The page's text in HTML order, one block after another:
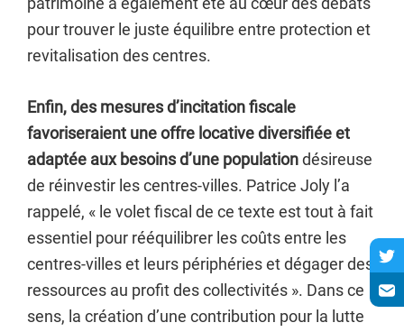
pour trouver le juste équilibre entre protection et
revitalisation des centres.
Enfin, des mesures d’incitation fiscale
favoriseraient une offre locative diversifiée et
adaptée aux besoins d’une populationdésireuse
de réinvestir les centres-villes. Patrice Joly l’a
rappelé, « le volet fiscal de ce texte est tout à fait
essentiel pour rééquilibrer les coûts entre les
centres-villes et leurs périphéries et dégager des
ressources au profit des collectivités ». Dans ce
sens, la création d’une contribution pour la lutte